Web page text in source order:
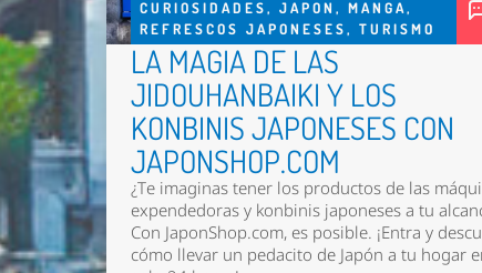
CURIOSIDADES,JAPON,MANGA,
REFRESCOS JAPONESES,TURISMO
LA MAGIA DE LAS
JIDOUHANBAIKI Y LOS
KONBINIS JAPONESES CON
JAPONSHOP.COM
¿Te imaginas tener los productos de las
expendedoras y konbinis japoneses a tu
Con JaponShop.com, es posible. ¡Entra y
cómo llevar un pedacito de Japón a tu hogar